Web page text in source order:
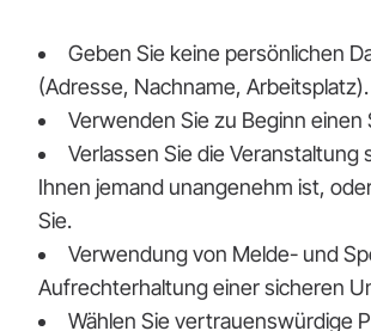
Geben Sie keine persönlichen
(Adresse, Nachname, Arbeitsplatz).
Verwenden Sie zu Beginn einen
Verlassen Sie die
Ihnen jemand unangenehm ist,
Sie.
Verwendung von Melde- und
Aufrechterhaltung einer sicheren
Wählen Sie vertrauenswürdige